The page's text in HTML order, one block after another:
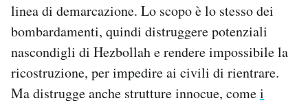
linea di demarcazione. Lo scopo è lo stesso dei
bombardamenti, quindi distruggere potenziali
nascondigli di Hezbollah e rendere impossibile la
ricostruzione, per impedire ai civili di rientrare.
Ma distrugge anche strutture innocue, comei